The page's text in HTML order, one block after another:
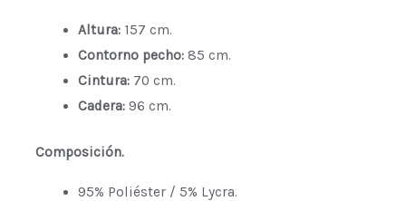
Altura: 157 cm.
Contorno pecho: 85 cm.
Cintura: 70 cm.
Cadera: 96 cm.
Composición.
95% Poliéster / 5% Lycra.